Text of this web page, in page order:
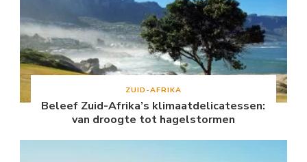
ZUID-AFRIKA
Beleef Zuid-Afrika’s klimaatdelicatessen:
van droogte tot hagelstormen